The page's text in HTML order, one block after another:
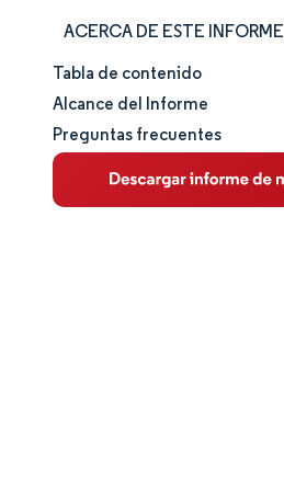
ACERCA DE ESTE INFORME
Tamaño y cuota de mercado
Análisis de mercado
Tendencias e ideas
Tabla de contenido
Alcance del Informe
Preguntas frecuentes